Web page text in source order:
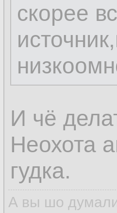
скорее
И чё
Неохота
гудка.
А вы шо